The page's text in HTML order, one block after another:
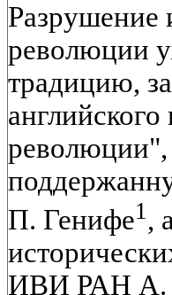
Разрушение
революции
традицию,
революции",
П. Генифе1,
ИВИ РАН А.